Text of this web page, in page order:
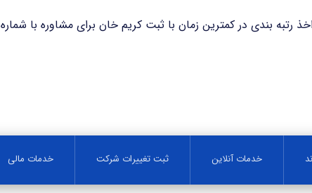
در کمترین زمان با ثبت کریم خان برای مشاوره با شماره ۸۷۱۴۶ تماس حاصل فرمایید.
خدمات آنلاین ثبت تغییرات شرکت خدمات مالی